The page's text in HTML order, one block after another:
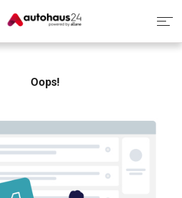
Rund um die Inzahlungnahme
Oops!